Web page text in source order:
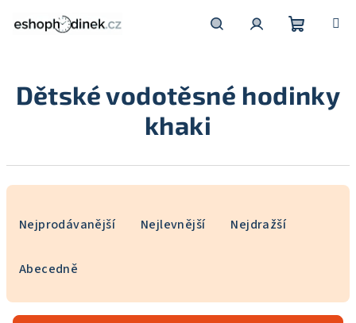
košík
Dětské vodotěsné hodinky
khaki
Nejprodávanější Nejlevnější Nejdražší
Abecedně